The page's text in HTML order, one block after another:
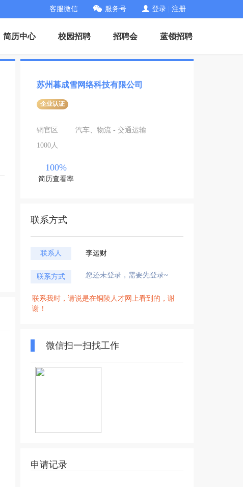
客服微信 服务号 登录 注册
简历中心 校园招聘 招聘会 蓝领招聘
苏州暮成雪网络科技有限公司
企业认证
铜官区
汽车、物流 - 交通运输
1000人
100%
简历查看率
联系方式
联系人 李运财
联系方式 您还未登录，需要先登录~
联系我时，请说是在铜陵人才网上看到的，谢
谢！
微信扫一扫找工作
申请记录